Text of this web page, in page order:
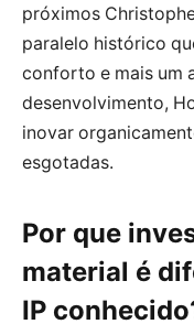
próximos
paralelo histórico
conforto e mais um
desenvolvimento,
inovar
esgotadas.
Por que
material é
IP